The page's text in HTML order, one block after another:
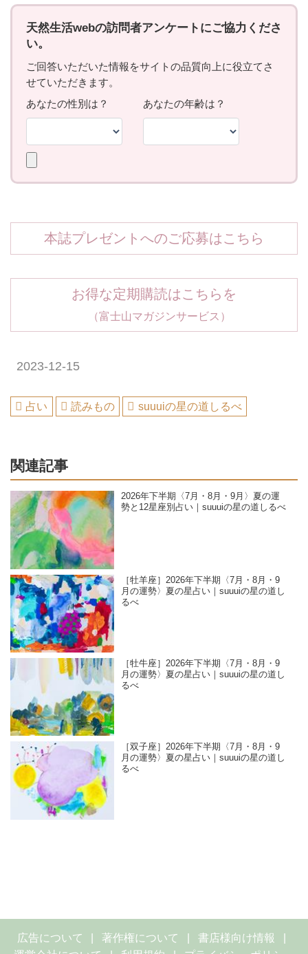
本誌プレゼントへのご応募はこちら
お得な定期購読はこちらを
（富士山マガジンサービス）
2023-12-15
占い 読みもの suuuiの星の道しるべ
関連記事
2026年下半期〈7月・8月・9月〉夏の運
勢と12星座別占い｜suuuiの星の道しるべ
［牡羊座］2026年下半期〈7月・8月・9
月の運勢〉夏の星占い｜suuuiの星の道し
るべ
［牡牛座］2026年下半期〈7月・8月・9
月の運勢〉夏の星占い｜suuuiの星の道し
るべ
［双子座］2026年下半期〈7月・8月・9
月の運勢〉夏の星占い｜suuuiの星の道し
るべ
広告について 著作権について
書店様向け情報